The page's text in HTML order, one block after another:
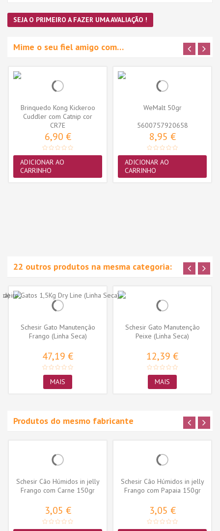
SEJA O PRIMEIRO A FAZER UMA AVALIAÇÃO !
Mime o seu fiel amigo com…
Brinquedo Kong Kickeroo
Cuddler com Catnip cor
sortida...
CR7E
6,90 €
ADICIONAR AO
CARRINHO
WeMalt 50gr
5600757920658
8,95 €
ADICIONAR AO
CARRINHO
22 outros produtos na mesma categoria:
Schesir Gato Manutenção
Frango (Linha Seca)
47,19 €
MAIS
Schesir Gato Manutenção
Peixe (Linha Seca)
12,39 €
MAIS
Produtos do mesmo fabricante
Schesir Cão Húmidos in jelly
Frango com Carne 150gr
3,05 €
Schesir Cão Húmidos in jelly
Frango com Papaia 150gr
3,05 €